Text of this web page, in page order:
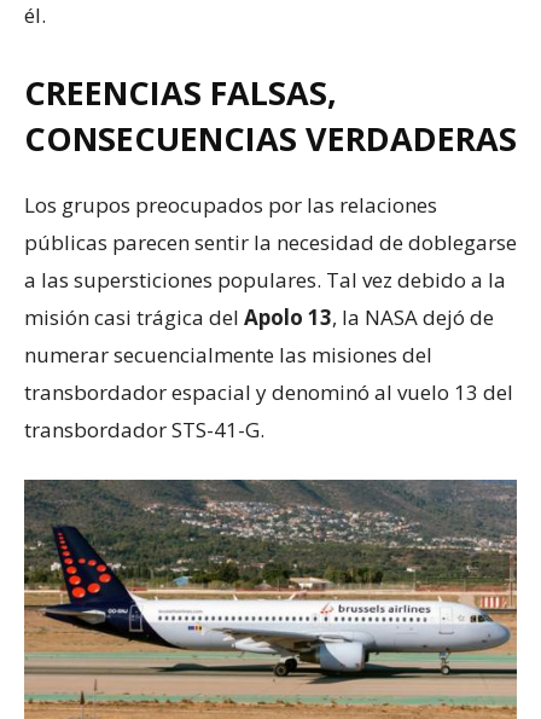
él.
CREENCIAS FALSAS,
CONSECUENCIAS VERDADERAS
Los grupos preocupados por las relaciones
públicas parecen sentir la necesidad de doblegarse
a las supersticiones populares. Tal vez debido a la
misión casi trágica del Apolo 13, la NASA dejó de
numerar secuencialmente las misiones del
transbordador espacial y denominó al vuelo 13 del
transbordador STS-41-G.